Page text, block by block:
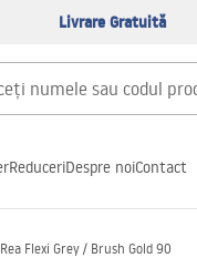
Livrare Gratuită
ReduceriDespre noiContact
Flexi Grey / Brush Gold 90